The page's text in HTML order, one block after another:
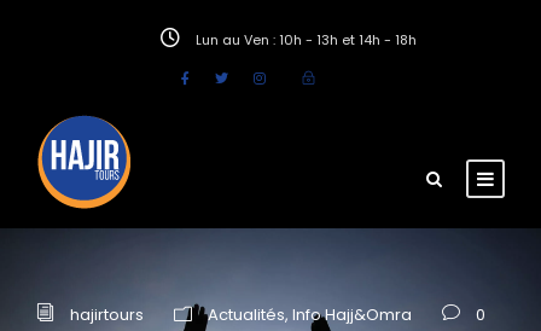
Lun au Ven : 10h - 13h et 14h - 18h
hajirtours Actualités, Info Hajj&Omra 0